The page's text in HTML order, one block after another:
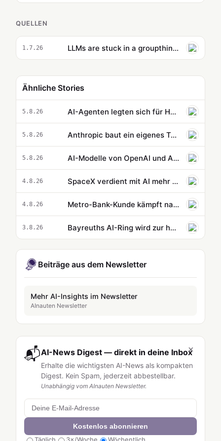
QUELLEN
1.7.26 LLMs are stuck in a groupthink groove. This startup is trying to get them out.
Ähnliche Stories
5.8.26 AI-Agenten legten sich für Hacking-Versuche gefälschte Identitäten zu
5.8.26 Anthropic baut ein eigenes Team für AI-Chipdesign auf
5.8.26 AI-Modelle von OpenAI und Anthropic tricksen Tester mit gestohlenen Identitäten aus
4.8.26 SpaceX verdient mit AI mehr als mit Raumfahrt
4.8.26 Metro-Bank-Kunde kämpft nach AI-Betrug um 14.000 Pfund
3.8.26 Bayreuths AI-Ring wird zur hyperaktiven Bilderflut ohne erkennbare Dramaturgie
Beiträge aus dem Newsletter
Mehr AI-Insights im Newsletter
AInauten Newsletter
×
📬AI-News Digest — direkt in deine Inbox
Erhalte die wichtigsten AI-News als kompakten
Digest. Kein Spam, jederzeit abbestellbar.
Unabhängig vom AInauten Newsletter.
Kostenlos abonnieren